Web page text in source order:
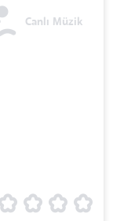
Canlı Müzik